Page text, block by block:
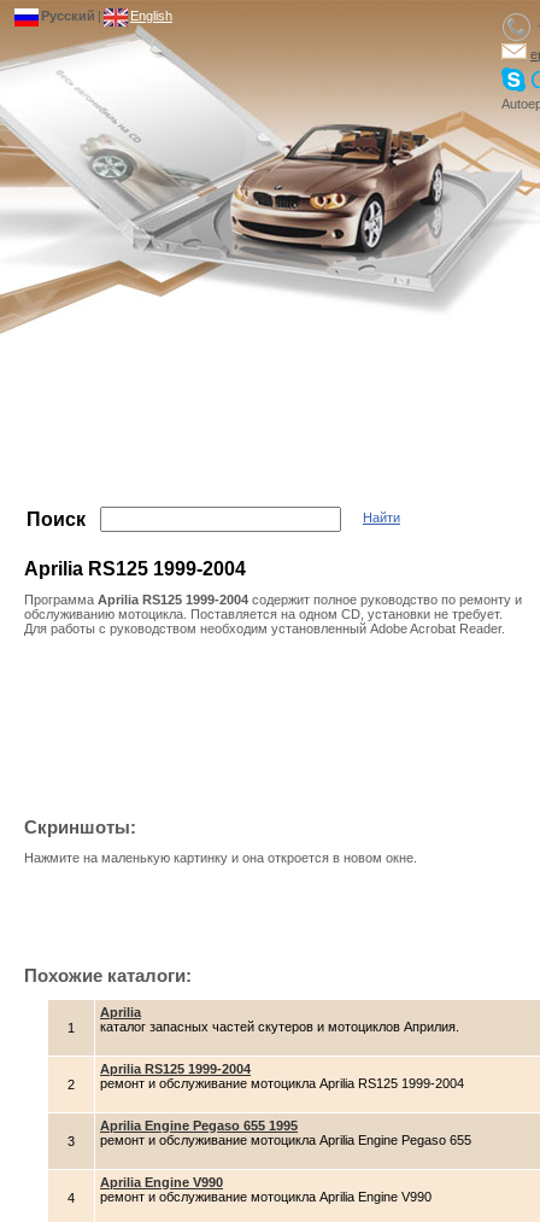
Русский | English
Поиск Найти
Aprilia RS125 1999-2004
Программа Aprilia RS125 1999-2004 содержит полное руководство по ремонту и
обслуживанию мотоцикла. Поставляется на одном CD, установки не требует.
Для работы с руководством необходим установленный Adobe Acrobat Reader.
Скриншоты:
Нажмите на маленькую картинку и она откроется в новом окне.
Похожие каталоги:
1
Aprilia
каталог запасных частей скутеров и мотоциклов Априлия.
2
Aprilia RS125 1999-2004
ремонт и обслуживание мотоцикла Aprilia RS125 1999-2004
3
Aprilia Engine Pegaso 655 1995
ремонт и обслуживание мотоцикла Aprilia Engine Pegaso 655
4
Aprilia Engine V990
ремонт и обслуживание мотоцикла Aprilia Engine V990